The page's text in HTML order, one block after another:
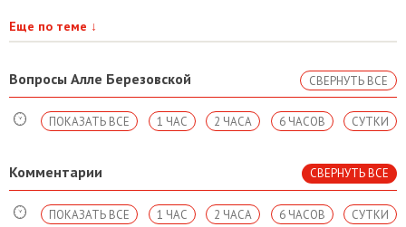
Еще по теме ↓
Вопросы Алле Березовской СВЕРНУТЬ ВСЕ
СУТКИ
6 ЧАСОВ
2 ЧАСА
1 ЧАС
ПОКАЗАТЬ ВСЕ
Комментарии СВЕРНУТЬ ВСЕ
СУТКИ
6 ЧАСОВ
2 ЧАСА
1 ЧАС
ПОКАЗАТЬ ВСЕ